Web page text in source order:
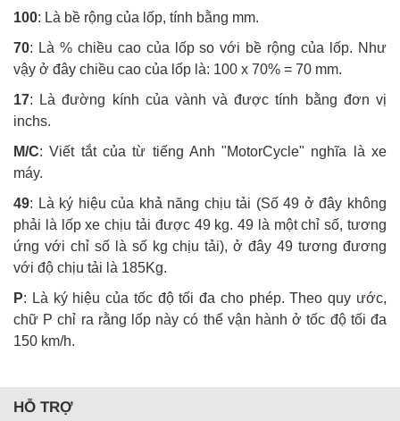
100: Là bề rộng của lốp, tính bằng mm.
70: Là % chiều cao của lốp so với bề rộng của lốp. Như
vậy ở đây chiều cao của lốp là: 100 x 70% = 70 mm.
17: Là đường kính của vành và được tính bằng đơn vị
inchs.
M/C: Viết tắt của từ tiếng Anh "MotorCycle" nghĩa là xe
máy.
49: Là ký hiệu của khả năng chịu tải (Số 49 ở đây không
phải là lốp xe chịu tải được 49 kg. 49 là một chỉ số, tương
ứng với chỉ số là số kg chịu tải), ở đây 49 tương đương
với độ chịu tải là 185Kg.
P: Là ký hiệu của tốc độ tối đa cho phép. Theo quy ước,
chữ P chỉ ra rằng lốp này có thể vận hành ở tốc độ tối đa
150 km/h.
HỖ TRỢ